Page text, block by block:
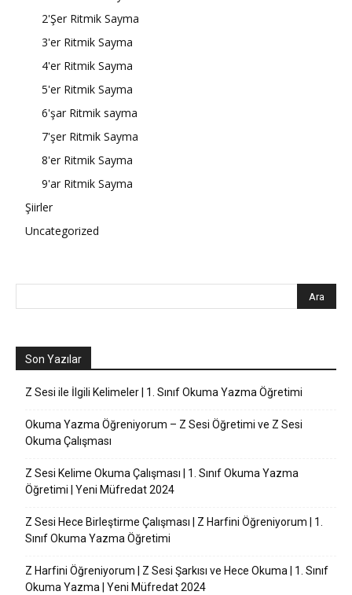
2'Şer Ritmik Sayma
3'er Ritmik Sayma
4'er Ritmik Sayma
5'er Ritmik Sayma
6'şar Ritmik sayma
7'şer Ritmik Sayma
8'er Ritmik Sayma
9'ar Ritmik Sayma
Şiirler
Uncategorized
Son Yazılar
Z Sesi ile İlgili Kelimeler | 1. Sınıf Okuma Yazma Öğretimi
Okuma Yazma Öğreniyorum – Z Sesi Öğretimi ve Z Sesi
Okuma Çalışması
Z Sesi Kelime Okuma Çalışması | 1. Sınıf Okuma Yazma
Öğretimi | Yeni Müfredat 2024
Z Sesi Hece Birleştirme Çalışması | Z Harfini Öğreniyorum | 1.
Sınıf Okuma Yazma Öğretimi
Z Harfini Öğreniyorum | Z Sesi Şarkısı ve Hece Okuma | 1. Sınıf
Okuma Yazma | Yeni Müfredat 2024